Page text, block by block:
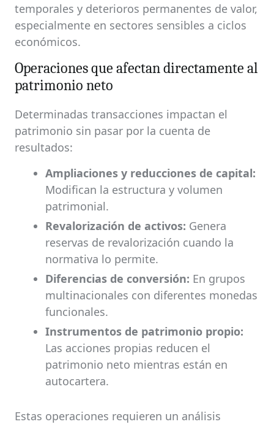
temporales y deterioros permanentes de valor,
especialmente en sectores sensibles a ciclos
económicos.
Operaciones que afectan directamente al
patrimonio neto
Determinadas transacciones impactan el
patrimonio sin pasar por la cuenta de
resultados:
Ampliaciones y reducciones de capital:
Modifican la estructura y volumen
patrimonial.
Revalorización de activos: Genera
reservas de revalorización cuando la
normativa lo permite.
Diferencias de conversión: En grupos
multinacionales con diferentes monedas
funcionales.
Instrumentos de patrimonio propio:
Las acciones propias reducen el
patrimonio neto mientras están en
autocartera.
Estas operaciones requieren un análisis